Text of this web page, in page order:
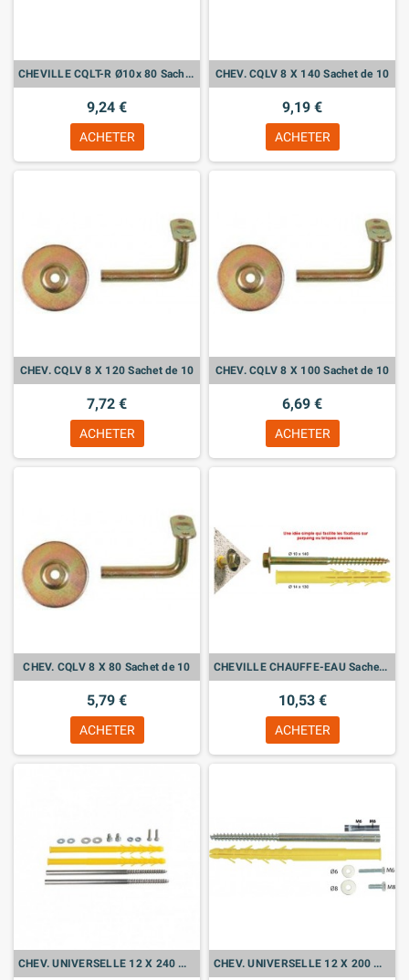
CHEVILLE CQLT-R Ø10x 80 Sachet de 10
9,24 €
ACHETER
CHEV. CQLV 8 X 140 Sachet de 10
9,19 €
ACHETER
CHEV. CQLV 8 X 120 Sachet de 10
7,72 €
ACHETER
CHEV. CQLV 8 X 100 Sachet de 10
6,69 €
ACHETER
CHEV. CQLV 8 X 80 Sachet de 10
5,79 €
ACHETER
CHEVILLE CHAUFFE-EAU Sachet de 4
10,53 €
ACHETER
CHEV. UNIVERSELLE 12 X 240 M6 M8 Sachet de 2 CHEV. UNIVERSELLE 12 X 200 M6-M8 Sachet de 2